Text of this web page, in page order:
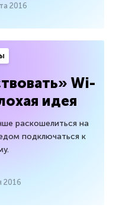
2016
Wi-
идея
раскошелиться на
подключаться к
2016